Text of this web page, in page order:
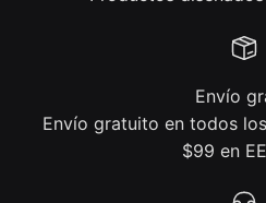
Envío
Envío gratuito en todos
$99 en